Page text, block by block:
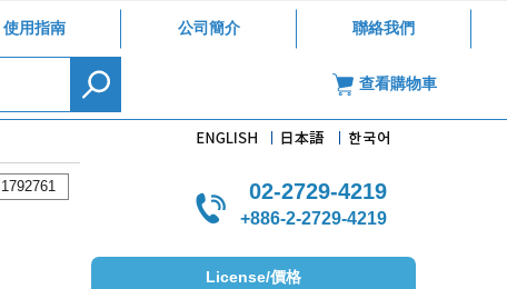
使用指南 公司簡介 聯絡我們
查看購物車
1792761 02-2729-4219
+886-2-2729-4219
License/價格